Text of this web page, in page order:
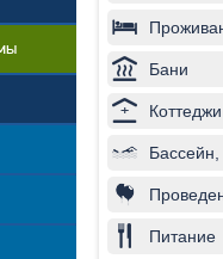
Бани
Коттеджи
Питание